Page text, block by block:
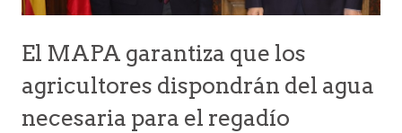
El MAPA garantiza que los
agricultores dispondrán del agua
necesaria para el regadío